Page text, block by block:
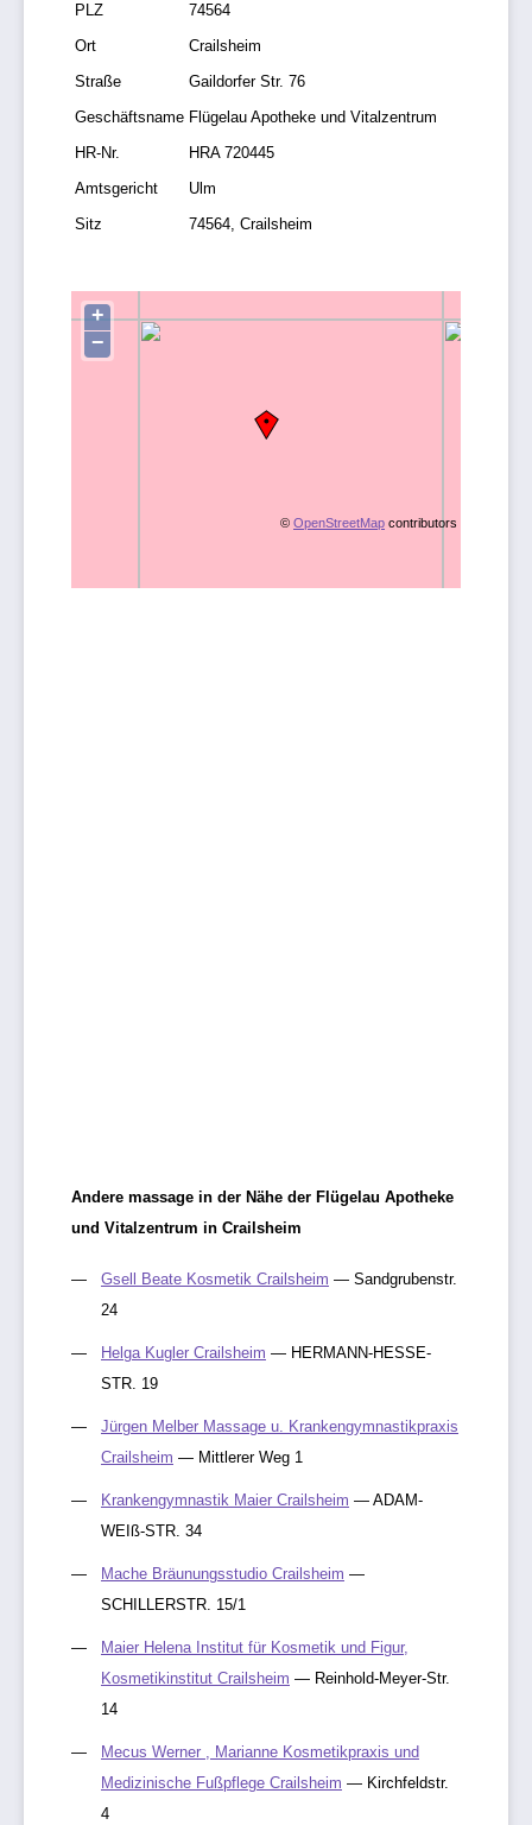
PLZ
74564
Ort
Crailsheim
Straße
Gaildorfer Str. 76
Geschäftsname Flügelau Apotheke und Vitalzentrum
HR-Nr.
HRA 720445
Amtsgericht
Ulm
Sitz
74564, Crailsheim
+
−
© OpenStreetMap contributors
Andere massage in der Nähe der Flügelau Apotheke
und Vitalzentrum in Crailsheim
Gsell Beate Kosmetik Crailsheim — Sandgrubenstr.
24
Helga Kugler Crailsheim — HERMANN-HESSE-
STR. 19
Jürgen Melber Massage u. Krankengymnastikpraxis
Crailsheim — Mittlerer Weg 1
Krankengymnastik Maier Crailsheim — ADAM-
WEIß-STR. 34
Mache Bräunungsstudio Crailsheim —
SCHILLERSTR. 15/1
Maier Helena Institut für Kosmetik und Figur,
Kosmetikinstitut Crailsheim — Reinhold-Meyer-Str.
14
Mecus Werner , Marianne Kosmetikpraxis und
Medizinische Fußpflege Crailsheim — Kirchfeldstr.
4